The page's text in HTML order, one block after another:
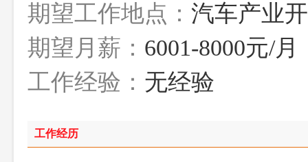
期望工作地点： 汽车产业
期望月薪： 6001-8000元/月
工作经验： 无经验
工作经历